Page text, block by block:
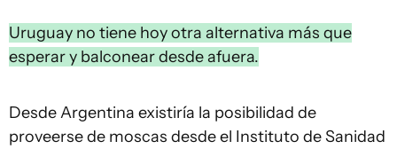
Uruguay no tiene hoy otra alternativa más que
esperar y balconear desde afuera.
Desde Argentina existiría la posibilidad de
proveerse de moscas desde el Instituto de Sanidad